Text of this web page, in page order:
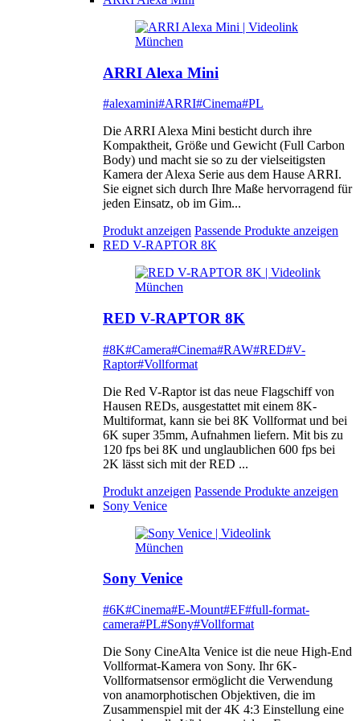
ARRI Alexa Mini
#alexamini#ARRI#Cinema#PL
Die ARRI Alexa Mini besticht durch ihre
Kompaktheit, Größe und Gewicht (Full Carbon
Body) und macht sie so zu der vielseitigsten
Kamera der Alexa Serie aus dem Hause ARRI.
Sie eignet sich durch Ihre Maße hervorragend für
jeden Einsatz, ob im Gim...
Produkt anzeigen Passende Produkte anzeigen
RED V-RAPTOR 8K
RED V-RAPTOR 8K
#8K#Camera#Cinema#RAW#RED#V-
Raptor#Vollformat
Die Red V-Raptor ist das neue Flagschiff von
Hausen REDs, ausgestattet mit einem 8K-
Multiformat, kann sie bei 8K Vollformat und bei
6K super 35mm, Aufnahmen liefern. Mit bis zu
120 fps bei 8K und unglaublichen 600 fps bei
2K lässt sich mit der RED ...
Produkt anzeigen Passende Produkte anzeigen
Sony Venice
Sony Venice
#6K#Cinema#E-Mount#EF#full-format-
camera#PL#Sony#Vollformat
Die Sony CineAlta Venice ist die neue High-End
Vollformat-Kamera von Sony. Ihr 6K-
Vollformatsensor ermöglicht die Verwendung
von anamorphotischen Objektiven, die im
Zusammenspiel mit der 4K 4:3 Einstellung eine